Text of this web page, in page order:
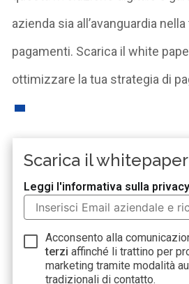
azienda sia all’avanguardia
pagamenti. Scarica il white
ottimizzare la tua strategia di
Scarica il whitepaper
Leggi l'informativa sulla privacy
Acconsento alla
terzi affinché li trattino per
marketing tramite modalità
tradizionali di contatto.